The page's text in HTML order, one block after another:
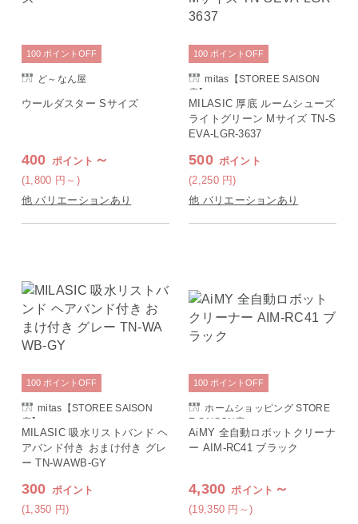
ど～なん屋
ウールダスター Sサイズ
400 ポイント ～
(1,800 円 ～)
100 ポイント OFF
他 バリエーションあり
mitas【STOREE SAISON
店】
MILASIC 厚底 ルームシューズ
ライトグリーン Mサイズ TN-S
EVA-LGR-3637
500 ポイント
(2,250 円)
100 ポイント OFF
他 バリエーションあり
mitas【STOREE SAISON
店】
MILASIC 吸水リストバンド ヘ
アバンド付き おまけ付き グレ
ー TN-WAWB-GY
300 ポイント
(1,350 円)
100 ポイント OFF
ホームショッピング STORE
E SAISON店
AiMY 全自動ロボットクリーナ
ー AIM-RC41 ブラック
4,300 ポイント ～
(19,350 円 ～)
100 ポイント OFF